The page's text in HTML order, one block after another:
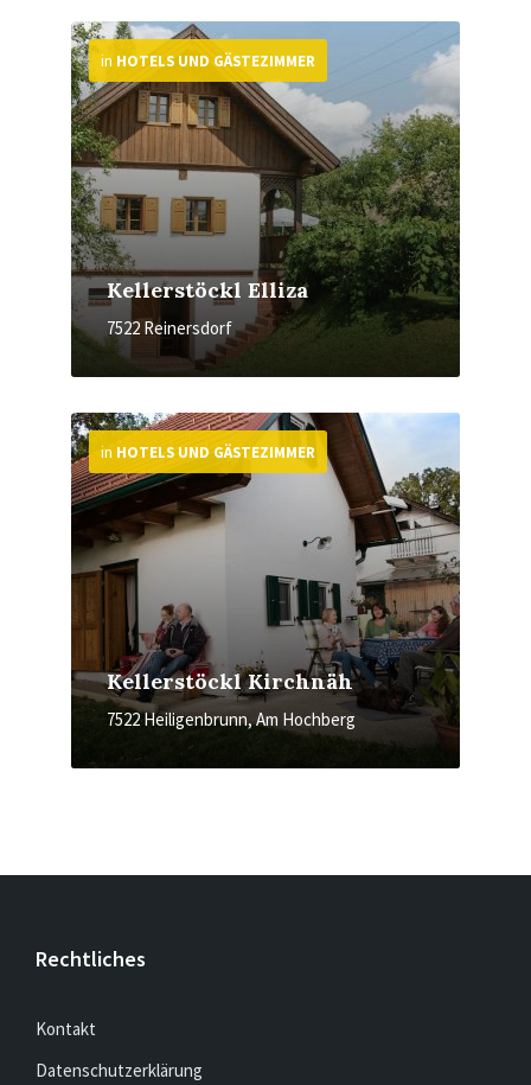
in HOTELS UND GÄSTEZIMMER
Kellerstöckl Elliza
7522 Reinersdorf
More
in HOTELS UND GÄSTEZIMMER
Kellerstöckl Kirchnäh
7522 Heiligenbrunn, Am Hochberg
More
Rechtliches
Kontakt
Datenschutzerklärung